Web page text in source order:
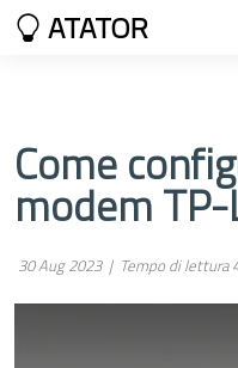
ATATOR
Come
modem
30 Aug 2023 | Tempo di lettura